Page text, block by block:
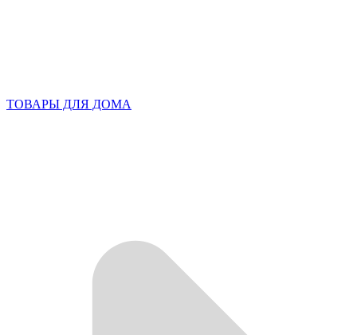
ТОВАРЫ ДЛЯ ДОМА